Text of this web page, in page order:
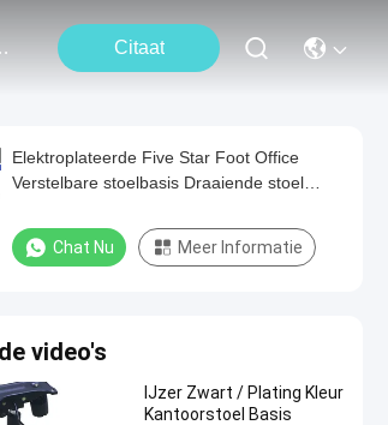
Ons Op Citaat
Elektroplateerde Five Star Foot Office
Verstelbare stoelbasis Draaiende stoel
Chat Nu Meer Informatie
video's
IJzer Zwart / Plating Kleur
Kantoorstoel Basis